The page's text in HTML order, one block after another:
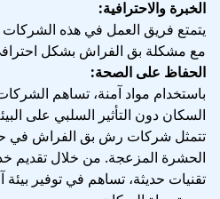
الخبرة والاحترافية:
يتمتع فريق العمل في هذه الشركات
مع مشكلة بق الفراش بشكل
الحفاظ على الصحة:
باستخدام مواد آمنة، تساهم
السكان دون التأثير السلبي على
تتمثل شركات رش بق الفراش في
الحشرة المزعجة. من خلال تقديم
تقنيات حديثة، تساهم في توفير